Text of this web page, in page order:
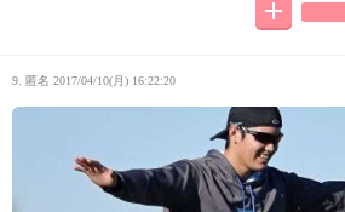
9. 匿名 2017/04/10(月) 16:22:20